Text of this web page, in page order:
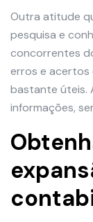
Outra atitude
pesquisa e
concorrentes
erros e acertos
bastante úteis.
informações,